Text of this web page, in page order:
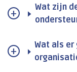
Wat zijn
Wat als er